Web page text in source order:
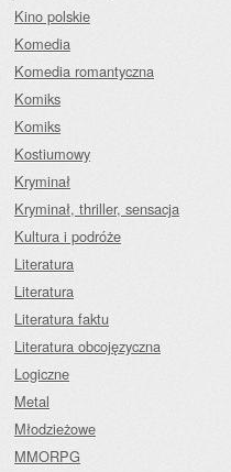
Kino polskie
Komedia
Komedia romantyczna
Komiks
Komiks
Kostiumowy
Kryminał
Kryminał, thriller, sensacja
Kultura i podróże
Literatura
Literatura
Literatura faktu
Literatura obcojęzyczna
Logiczne
Metal
Młodzieżowe
MMORPG